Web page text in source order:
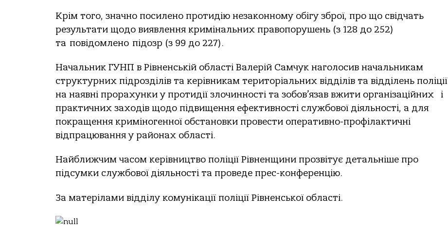
Крім того, значно посилено протидію незаконному обігу зброї, про що свідчать
результати щодо виявлення кримінальних правопорушень (з 128 до 252)
та повідомлено підозр (з 99 до 227).
Начальник ГУНП в Рівненській області Валерій Самчук наголосив начальникам
структурних підрозділів та керівникам територіальних відділів та відділень поліції
на наявні прорахунки у протидії злочинності та зобов’язав вжити організаційних і
практичних заходів щодо підвищення ефективності службової діяльності, а для
покращення криміногенної обстановки провести оперативно-профілактичні
відпрацювання у районах області.
Найближчим часом керівництво поліції Рівненщини прозвітує детальніше про
підсумки службової діяльності та проведе прес-конференцію.
За матерілами відділу комунікації поліції Рівненської області.